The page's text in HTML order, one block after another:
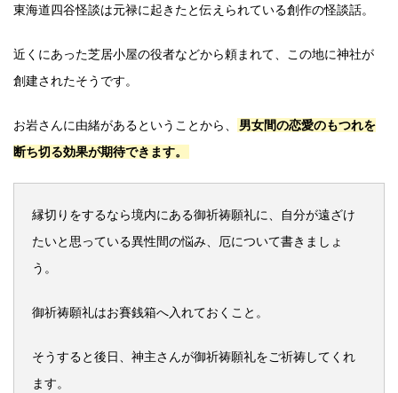
東海道四谷怪談は元禄に起きたと伝えられている創作の怪談話。
近くにあった芝居小屋の役者などから頼まれて、この地に神社が
創建されたそうです。
お岩さんに由緒があるということから、
男女間の恋愛のもつれを
断ち切る効果が期待できます。
縁切りをするなら境内にある御祈祷願礼に、自分が遠ざけ
たいと思っている異性間の悩み、厄について書きましょ
う。
御祈祷願礼はお賽銭箱へ入れておくこと。
そうすると後日、神主さんが御祈祷願礼をご祈祷してくれ
ます。